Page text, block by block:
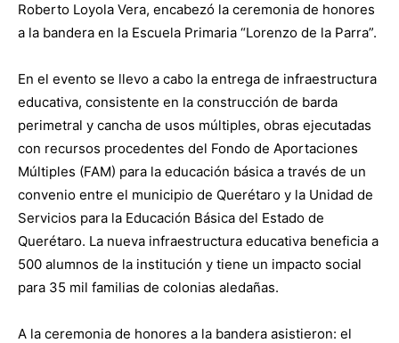
Roberto Loyola Vera, encabezó la ceremonia de honores
a la bandera en la Escuela Primaria “Lorenzo de la Parra”.
En el evento se llevo a cabo la entrega de infraestructura
educativa, consistente en la construcción de barda
perimetral y cancha de usos múltiples, obras ejecutadas
con recursos procedentes del Fondo de Aportaciones
Múltiples (FAM) para la educación básica a través de un
convenio entre el municipio de Querétaro y la Unidad de
Servicios para la Educación Básica del Estado de
Querétaro. La nueva infraestructura educativa beneficia a
500 alumnos de la institución y tiene un impacto social
para 35 mil familias de colonias aledañas.
A la ceremonia de honores a la bandera asistieron: el